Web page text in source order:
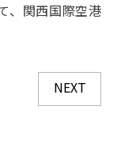
、関西国際空港
NEXT